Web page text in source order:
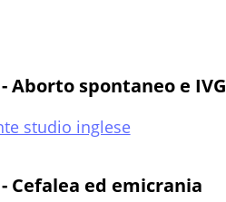
Aborto spontaneo e IVG
studio inglese
Cefalea ed emicrania